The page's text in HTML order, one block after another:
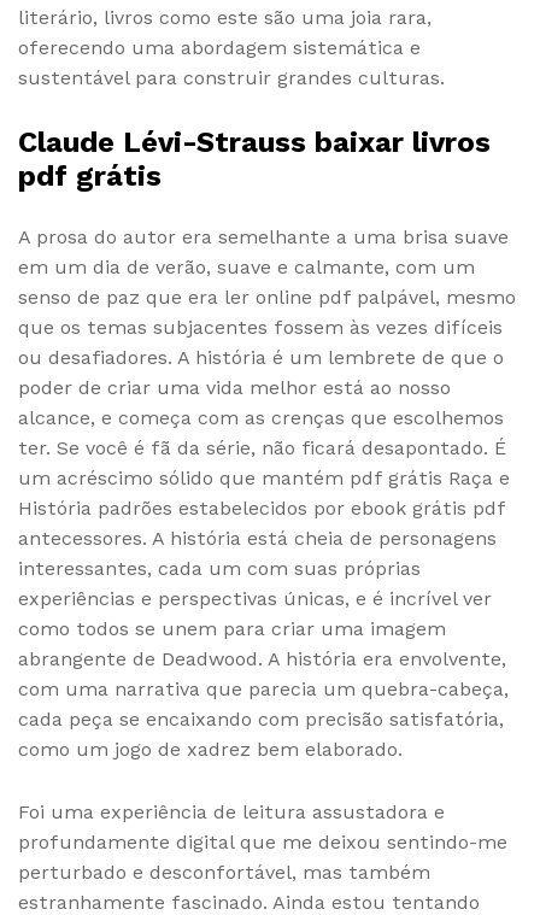
literário, livros como este são uma joia rara,
oferecendo uma abordagem sistemática e
sustentável para construir grandes culturas.
Claude Lévi-Strauss baixar livros
pdf grátis
A prosa do autor era semelhante a uma brisa suave
em um dia de verão, suave e calmante, com um
senso de paz que era ler online pdf palpável, mesmo
que os temas subjacentes fossem às vezes difíceis
ou desafiadores. A história é um lembrete de que o
poder de criar uma vida melhor está ao nosso
alcance, e começa com as crenças que escolhemos
ter. Se você é fã da série, não ficará desapontado. É
um acréscimo sólido que mantém pdf grátis Raça e
História padrões estabelecidos por ebook grátis pdf
antecessores. A história está cheia de personagens
interessantes, cada um com suas próprias
experiências e perspectivas únicas, e é incrível ver
como todos se unem para criar uma imagem
abrangente de Deadwood. A história era envolvente,
com uma narrativa que parecia um quebra-cabeça,
cada peça se encaixando com precisão satisfatória,
como um jogo de xadrez bem elaborado.
Foi uma experiência de leitura assustadora e
profundamente digital que me deixou sentindo-me
perturbado e desconfortável, mas também
estranhamente fascinado. Ainda estou tentando